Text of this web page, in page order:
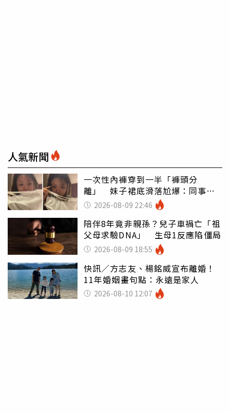
人氣新聞
一次性內褲穿到一半「褲頭分
離」 妹子裙底滑落尬爆：同事全
看光2026-08-09 22:46
陪伴8年竟非親孫？兒子車禍亡「祖
父母求驗DNA」 生母1反應陷僵局
2026-08-09 18:55
快訊／方志友、楊銘威宣布離婚！
11年婚姻畫句點：永遠是家人
2026-08-10 12:07